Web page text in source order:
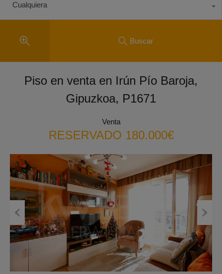
Cualquiera
Buscar
Piso en venta en Irún Pío Baroja,
Gipuzkoa, P1671
Venta
RESERVADO 180.000€
Previous Next